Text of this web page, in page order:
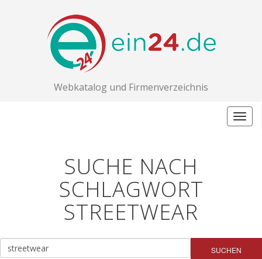
Webkatalog und Firmenverzeichnis
SUCHE NACH
SCHLAGWORT
STREETWEAR
SUCHEN